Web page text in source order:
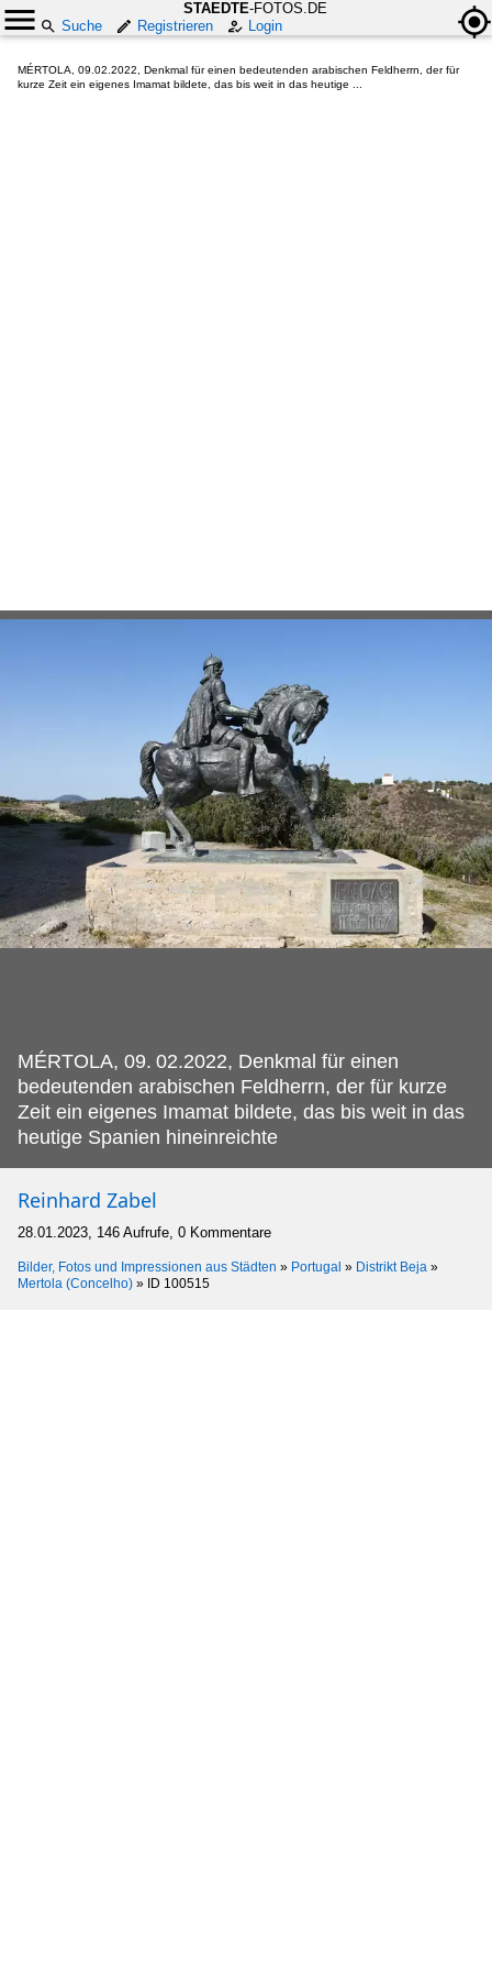
STAEDTE-FOTOS.DE
Suche
Registrieren Login
MÉRTOLA, 09.02.2022, Denkmal für einen bedeutenden arabischen Feldherrn, der für
kurze Zeit ein eigenes Imamat bildete, das bis weit in das heutige ...
MÉRTOLA, 09. 02.2022, Denkmal für einen
bedeutenden arabischen Feldherrn, der für kurze
Zeit ein eigenes Imamat bildete, das bis weit in das
heutige Spanien hineinreichte
Reinhard Zabel
28.01.2023, 146 Aufrufe, 0 Kommentare
Bilder, Fotos und Impressionen aus Städten » Portugal » Distrikt Beja »
Mertola (Concelho) » ID 100515